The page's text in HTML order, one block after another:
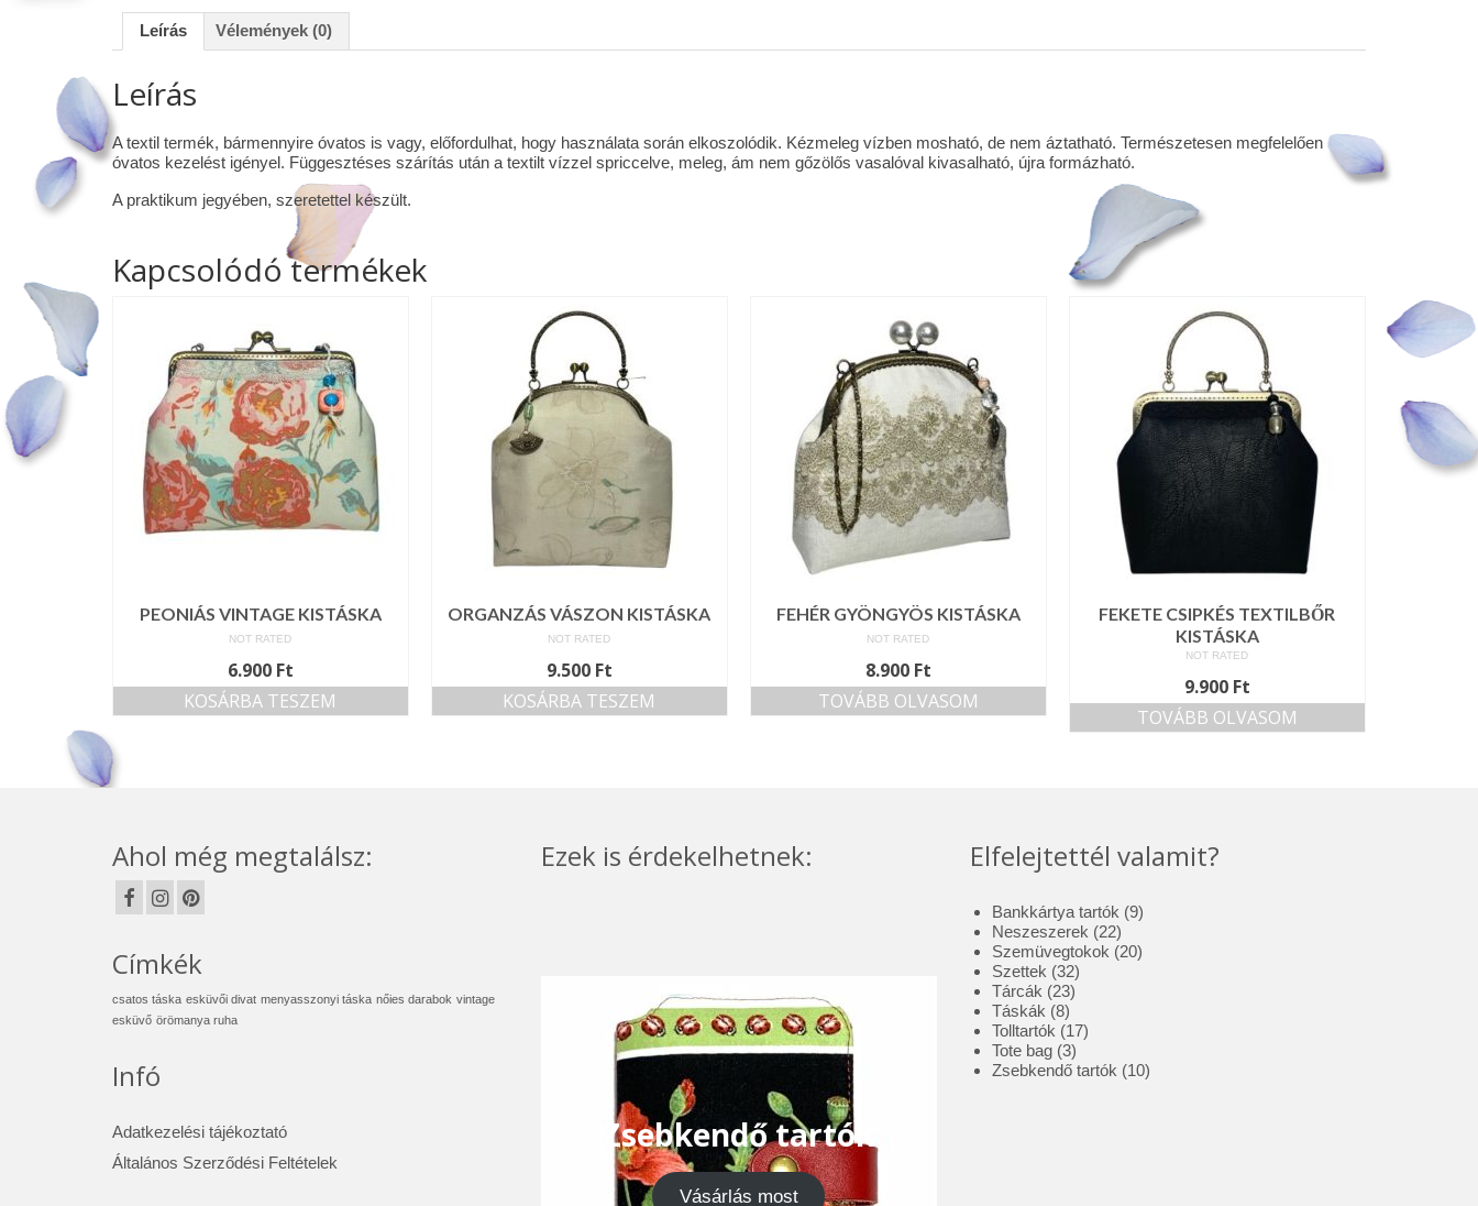
Leírás Vélemények (0)
Leírás
A textil termék, bármennyire óvatos is vagy, előfordulhat, hogy használata során elkoszolódik. Kézmeleg vízben mosható, de nem áztatható. Természetesen megfelelően
óvatos kezelést igényel. Függesztéses szárítás után a textilt vízzel spriccelve, meleg, ám nem gőzölős vasalóval kivasalható, újra formázható.
A praktikum jegyében, szeretettel készült.
Kapcsolódó termékek
PEONIÁS VINTAGE KISTÁSKA
NOT RATED
6.900 Ft
KOSÁRBA TESZEM
ORGANZÁS VÁSZON KISTÁSKA
NOT RATED
9.500 Ft
KOSÁRBA TESZEM
FEHÉR GYÖNGYÖS KISTÁSKA
NOT RATED
8.900 Ft
TOVÁBB OLVASOM
FEKETE CSIPKÉS TEXTILBŐR
KISTÁSKA
NOT RATED
9.900 Ft
TOVÁBB OLVASOM
Ahol még megtalálsz:
Címkék
csatos táska esküvői divat menyasszonyi táska nőies darabok vintage
esküvő örömanya ruha
Infó
Adatkezelési tájékoztató
Általános Szerződési Feltételek
Ezek is érdekelhetnek:
Zsebkendő tartók
Vásárlás most
Elfelejtettél valamit?
Bankkártya tartók 99
Neszeszerek 2222
termék
Szemüvegtokok 2020
Szettek 3232
termék
Tárcák 2323
termék
Táskák 88
termék
Tolltartók 1717
Tote bag 33
termék
Zsebkendő tartók 1010